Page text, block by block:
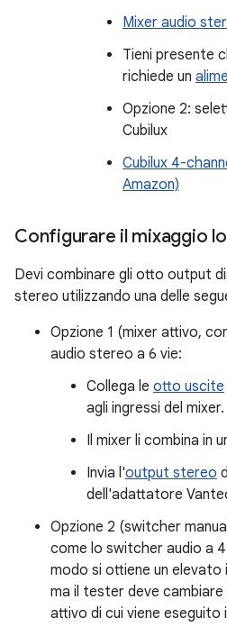
Mixer audio
Tieni presente
richiede un
Opzione 2:
Cubilux
Cubilux 4-
Amazon)
Configurare il mixaggio
Devi combinare gli otto output
stereo utilizzando una delle
Opzione 1 (mixer attivo,
audio stereo a 6 vie:
Collega le otto uscite
agli ingressi del mixer.
Il mixer li combina in
Invia l'output stereo
dell'adattatore
Opzione 2 (switcher
come lo switcher audio a
modo si ottiene un elevato
ma il tester deve cambiare
attivo di cui viene eseguito